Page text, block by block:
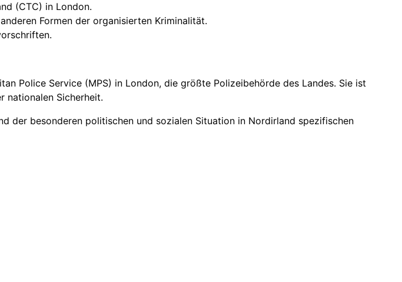
(CTC) in London.
Formen der organisierten Kriminalität.
Police Service (MPS) in London, die größte Polizeibehörde des Landes. Sie ist
nationalen Sicherheit.
der besonderen politischen und sozialen Situation in Nordirland spezifischen